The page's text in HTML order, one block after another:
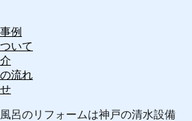
例
いて
流れ
呂のリフォームは神戸の清水設備